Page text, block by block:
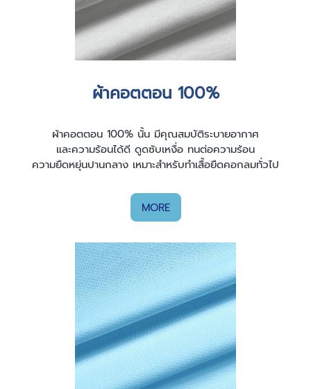
ผ้าคอตตอน 100%
ผ้าคอตตอน 100% นั้น มีคุณสมบัติระบายอากาศ
และความร้อนได้ดี ดูดซับเหงื่อ ทนต่อความร้อน
ความยืดหยุ่นปานกลาง เหมาะสำหรับทำเสื้อยืดคอกลมทั่วไป
MORE